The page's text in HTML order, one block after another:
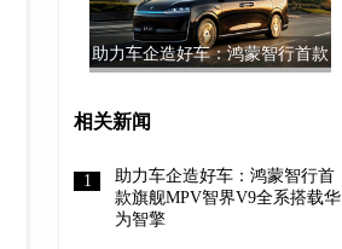
助力车企造好车：鸿蒙智行首款
相关新闻
助力车企造好车：鸿蒙智行首
款旗舰MPV智界V9全系搭载华
为智擎